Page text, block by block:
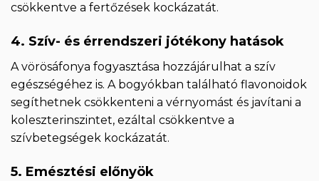
csökkentve a fertőzések kockázatát.
4. Szív- és érrendszeri jótékony hatások
A vörösáfonya fogyasztása hozzájárulhat a szív
egészségéhez is. A bogyókban található flavonoidok
segíthetnek csökkenteni a vérnyomást és javítani a
koleszterinszintet, ezáltal csökkentve a
szívbetegségek kockázatát.
5. Emésztési előnyök